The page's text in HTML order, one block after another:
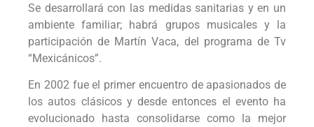
Se desarrollará con las medidas sanitarias y en un
ambiente familiar; habrá grupos musicales y la
participación de Martín Vaca, del programa de Tv
“Mexicánicos”.
En 2002 fue el primer encuentro de apasionados de
los autos clásicos y desde entonces el evento ha
evolucionado hasta consolidarse como la mejor